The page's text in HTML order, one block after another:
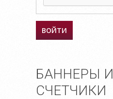
БАННЕРЫ И
СЧЕТЧИКИ